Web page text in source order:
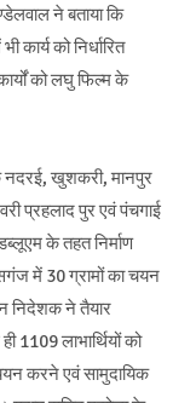
ने बताया कि
को निर्धारित
को लघु फिल्म के
खुशकरी, मानपुर
प्रहलाद पुर एवं पंचगाई
के तहत निर्माण
में 30 ग्रामों का चयन
निदेशक ने तैयार
1109 लाभार्थियों को
करने एवं सामुदायिक